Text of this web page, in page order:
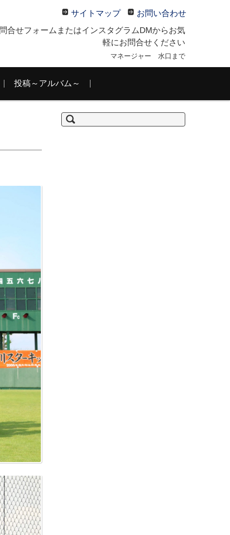
サイトマップ
お問い合わせ
合せフォームまたはインスタグラムDMからお気
軽にお問合せください
マネージャー 水口まで
投稿～アルバム～
検
索: